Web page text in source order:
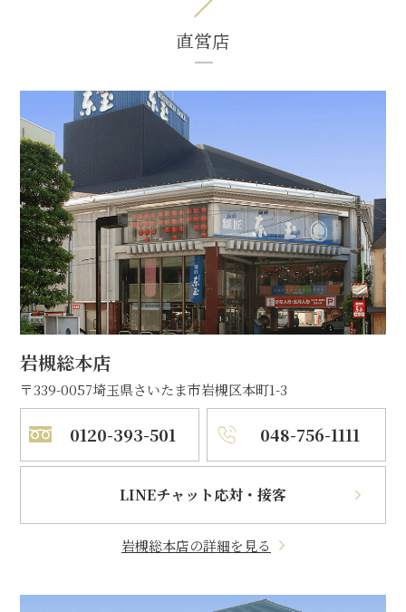
直営店
岩槻総本店
〒339-0057埼玉県さいたま市岩槻区本町1-3
0120-393-501 048-756-1111
LINEチャット応対・接客
岩槻総本店の詳細を見る